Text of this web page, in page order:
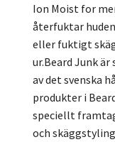
Ion Moist for
återfuktar
eller fuktigt
ur.Beard Junk
av det svenska
produkter i
speciellt
och